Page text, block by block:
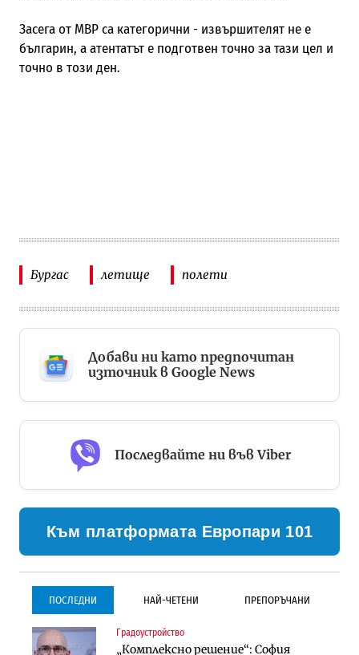
Засега от МВР са категорични - извършителят не е
българин, а атентатът е подготвен точно за тази цел и
точно в този ден.
Бургас летище полети
Добави ни като предпочитан
източник в Google News
Последвайте ни във Viber
Към платформата Европари 101
ПОСЛЕДНИ НАЙ-ЧЕТЕНИ ПРЕПОРЪЧАНИ
Градоустройство
„Комплексно решение“: София
Градоустройство
Столична община избра
Инфраструктура
Проектирането на тунела под